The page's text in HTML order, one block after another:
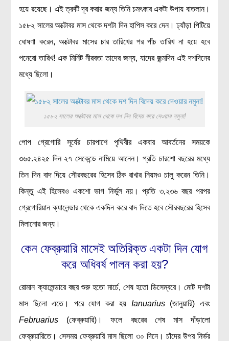
হয়ে রয়েছে। এই ত্রুটি দূর করার জন্য তিনি চমৎকার একটা উপায় বাতলান।
১৫৮২ সালের অক্টোবর মাস থেকে দশটা দিন হাপিস করে দেন। ঢ্যাঁড়া পিটিয়ে
ঘোষণা করেন, অক্টোবর মাসের চার তারিখের পর পাঁচ তারিখ না হয়ে হবে
পনেরো তারিখ! এক মিনিট নীরবতা তাদের জন্য, যাদের জন্মদিন এই দশদিনের
মধ্যে ছিলো।
১৫৮২ সালের অক্টোবর মাস থেকে দশ দিন বিদেয় করে দেওয়ার নমুনা!
পোপ গ্রেগোরি সূর্যের চারপাশে পৃথিবীর একবার আবর্তনের সময়কে
৩৬৫.২৪২৫ দিন ২৭ সেকেন্ডে নামিয়ে আনেন। প্রতি চারশো বছরের মধ্যে
তিন দিন বাদ দিয়ে সৌরবছরের হিসেব ঠিক রাখার নিয়মও চালু করেন তিনি।
কিন্তু এই হিসেবও একশো ভাগ নির্ভুল নয়। প্রতি ৩,২৩৬ বছর পরপর
গ্রেগোরিয়ান ক্যালেন্ডার থেকে একদিন করে বাদ দিতে হবে সৌরবছরের হিসেব
মিলানোর জন্য।
কেন ফেব্রুয়ারি মাসেই অতিরিক্ত একটা দিন যোগ
করে অধিবর্ষ পালন করা হয়?
রোমান ক্যালেন্ডারে বছর শুরু হতো মার্চে, শেষ হতো ডিসেম্বরে। মোট দশটা
মাস ছিলো এতে। পরে যোগ করা হয় Ianuarius(জানুয়ারি) এবং
Februarius (ফেব্রুয়ারি)। ফলে বছরের শেষ মাস দাঁড়ালো
ফেব্রুয়ারিতে। সেসময় ফেব্রুয়ারি মাস ছিলো ৩০ দিনে। চাঁদের উপর নির্ভর